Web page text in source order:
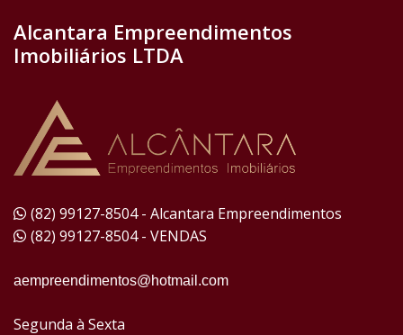
Alcantara Empreendimentos
Imobiliários LTDA
(82) 99127-8504 - Alcantara Empreendimentos
(82) 99127-8504 - VENDAS
aempreendimentos@hotmail.com
Segunda à Sexta